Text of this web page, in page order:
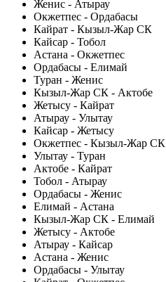
Женис - Атырау
Окжетпес - Ордабасы
Кайрат - Кызыл-Жар СК
Кайсар - Тобол
Астана - Окжетпес
Ордабасы - Елимай
Туран - Женис
Кызыл-Жар СК - Актобе
Жетысу - Кайрат
Атырау - Улытау
Кайсар - Жетысу
Окжетпес - Кызыл-Жар СК
Улытау - Туран
Актобе - Кайрат
Тобол - Атырау
Ордабасы - Женис
Елимай - Астана
Кызыл-Жар СК - Елимай
Жетысу - Актобе
Атырау - Кайсар
Астана - Женис
Ордабасы - Улытау